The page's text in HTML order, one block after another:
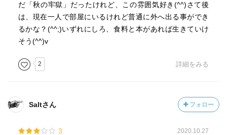
だ「秋の牢獄」だったけれど、この雰囲気好き(^^)さて後
は、現在一人で部屋にいるけれど普通に外へ出る事ができ
るかな？(^^;)いずれにしろ、食料と本があれば生きていけ
そう(^^)v
2 詳細をみる
Saltさん フォロー
3 2020.10.27